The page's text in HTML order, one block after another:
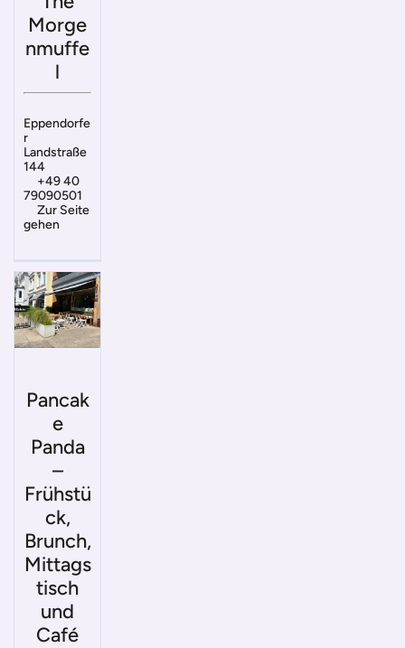
Morge
nmuffe
l
Eppendorfe
r
Landstraße
144
+49 40
79090501
Zur Seite
gehen
Pancak
e
Panda
–
Frühstü
ck,
Brunch,
Mittags
tisch
und
Café